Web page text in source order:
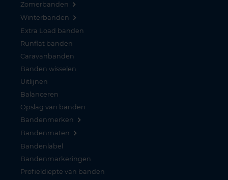
Zomerbanden
Winterbanden
Extra Load banden
Runflat banden
Caravanbanden
Banden wisselen
Uitlijnen
Balanceren
Opslag van banden
Bandenmerken
Bandenmaten
Bandenlabel
Bandenmarkeringen
Profieldiepte van banden